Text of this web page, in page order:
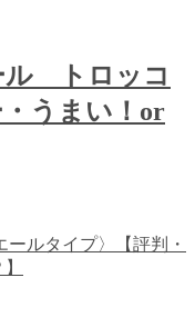
ル トロッコ
・うまい！or